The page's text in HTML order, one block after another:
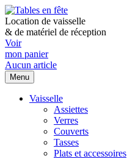
Location de vaisselle
& de matériel de réception
Voir
mon panier
Aucun article
Menu
Vaisselle
Assiettes
Verres
Couverts
Tasses
Plats et accessoires